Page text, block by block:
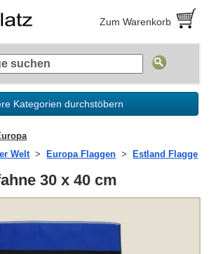
Zum Warenkorb
Kategorien durchstöbern
Welt
Europa Flaggen Estland Flagge
30 x 40 cm